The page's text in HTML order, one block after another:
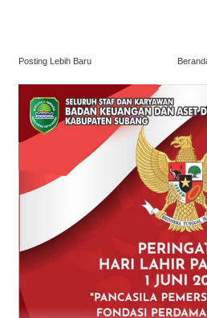
Posting Lebih Baru